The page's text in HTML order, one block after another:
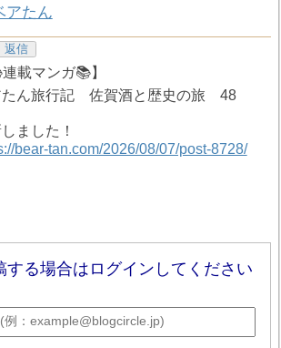
アたん
返信
連載マンガ📚️】
たん旅行記 佐賀酒と歴史の旅 48
ました！
bear-tan.com/2026/08/07/post-8728/
する場合はログインしてください